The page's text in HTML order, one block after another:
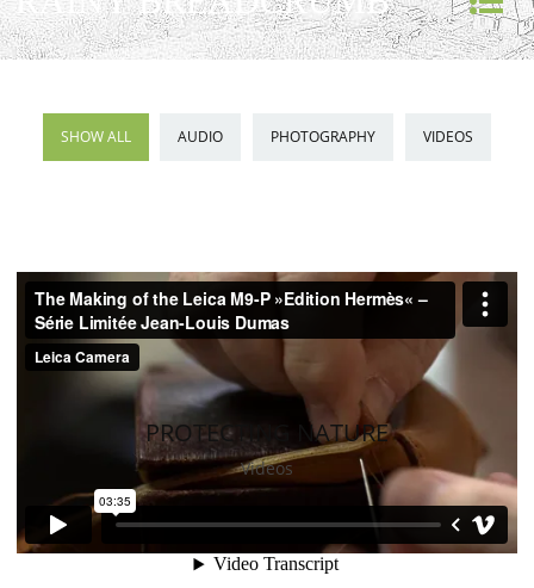
SHOW ALL AUDIO PHOTOGRAPHY VIDEOS
PROTECTING NATURE
Videos